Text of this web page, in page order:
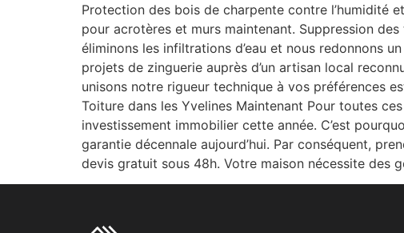
Protection des bois de charpente contre l’humidité
pour acrotères et murs maintenant. Suppression
éliminons les infiltrations d’eau et nous redonnons
projets de zinguerie auprès d’un artisan local
unisons notre rigueur technique à vos préférences
Toiture dans les Yvelines Maintenant Pour toutes
investissement immobilier cette année. C’est
garantie décennale aujourd’hui. Par conséquent,
devis gratuit sous 48h. Votre maison nécessite des